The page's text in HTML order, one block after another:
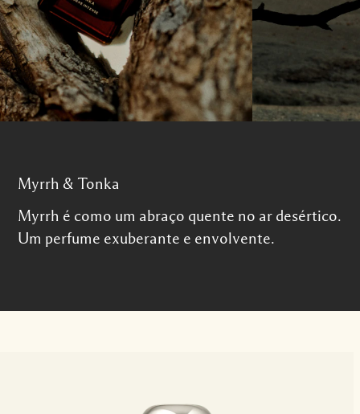
Myrrh & Tonka
Myrrh é como um abraço quente no ar desértico.
Um perfume exuberante e envolvente.